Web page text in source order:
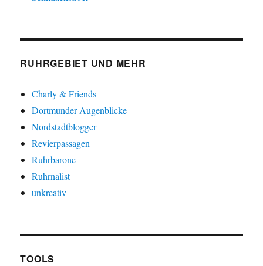
RUHRGEBIET UND MEHR
Charly & Friends
Dortmunder Augenblicke
Nordstadtblogger
Revierpassagen
Ruhrbarone
Ruhrnalist
unkreativ
TOOLS